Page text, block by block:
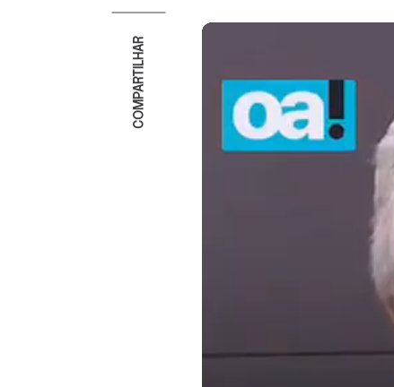
COMPARTILHAR